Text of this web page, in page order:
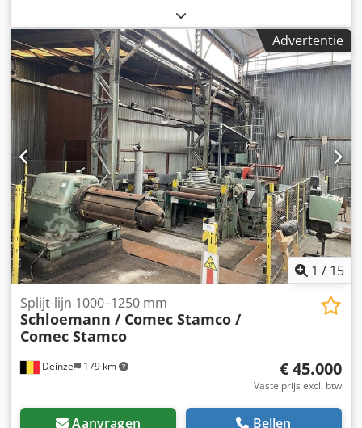
zwanenhals, geschikt voor hout, meubels, raamkozijnen,
composietmaterialen, aluminium en diverse andere
materialen. Dcsdpfezpvy Aex Adyjk Technische
specificaties: Gietijzeren constructie Lengte tafel (mm):
3000 Breedte tafel (mm): 800 Verticale slag (mm): 650
Motorvermogen (pk): 4 Aantal snelheden: 2, toerental
(rpm): 1450/2800 Automatische tafelheffing Breedte
schuurband (mm): 120 Maximale lengte schuurband (mm):
8000 Afmetingen (mm): 4350 x 1500 x 1550 (h) Gewicht (kg):
600
Advertentie
1 / 15
Deinze 179 km
Splijt-lijn 1000–1250 mm
Schloemann / Comec Stamco /
Comec Stamco
€ 45.000
Vaste prijs excl. btw
Aanvragen Bellen